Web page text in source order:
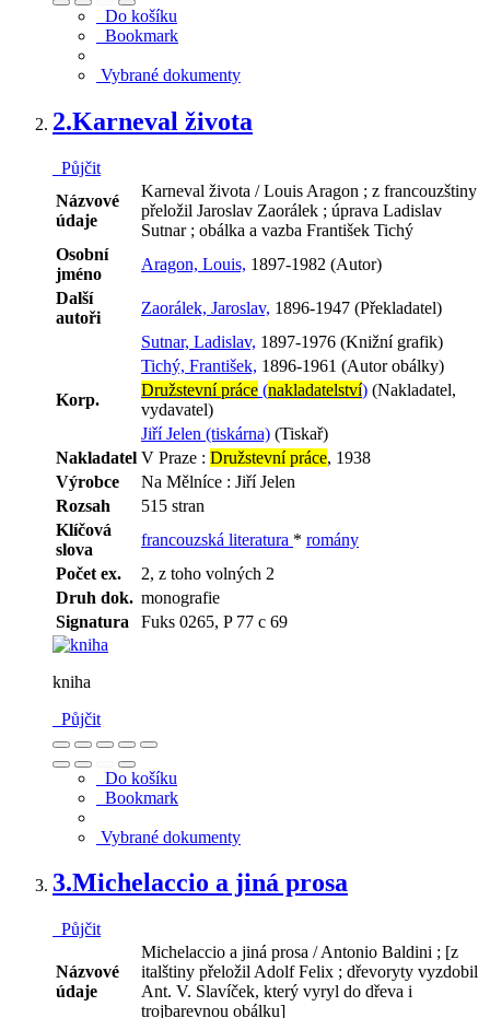
Do košíku
Bookmark
Vybrané dokumenty
2.Karneval života
Půjčit
Názvové
údaje
Karneval života / Louis Aragon ; z francouzštiny
přeložil Jaroslav Zaorálek ; úprava Ladislav
Sutnar ; obálka a vazba František Tichý
Osobní
jméno
Aragon, Louis, 1897-1982 (Autor)
Další
autoři
Zaorálek, Jaroslav, 1896-1947 (Překladatel)
Sutnar, Ladislav, 1897-1976 (Knižní grafik)
Tichý, František, 1896-1961 (Autor obálky)
Korp.
Družstevní práce (nakladatelství) (Nakladatel,
vydavatel)
Jiří Jelen (tiskárna) (Tiskař)
Nakladatel V Praze : Družstevní práce, 1938
Výrobce
Na Mělníce : Jiří Jelen
Rozsah
515 stran
Klíčová
slova
francouzská literatura * romány
Počet ex.
2, z toho volných 2
Druh dok. monografie
Signatura
Fuks 0265, P 77 c 69
kniha
Půjčit
Do košíku
Bookmark
Vybrané dokumenty
3.Michelaccio a jiná prosa
Půjčit
Názvové
údaje
Michelaccio a jiná prosa / Antonio Baldini ; [z
italštiny přeložil Adolf Felix ; dřevoryty vyzdobil
Ant. V. Slavíček, který vyryl do dřeva i
trojbarevnou obálku]